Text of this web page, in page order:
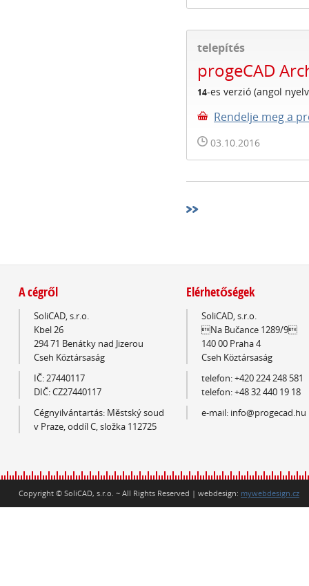
telepítés
progeCAD
14-es verzió (angol
Rendelje meg a
03.10.2016
A cégről
SoliCAD, s.r.o.
Kbel 26
294 71 Benátky nad Jizerou
Cseh Köztársaság
IČ: 27440117
DIČ: CZ27440117
Cégnyilvántartás: Městský soud
v Praze, oddíl C, složka 112725
Elérhetőségek
SoliCAD, s.r.o.
Na Bučance 1289/9
140 00 Praha 4
Cseh Köztársaság
telefon: +420 224 248 581
telefon: +48 32 440 19 18
e-mail: info@progecad.hu
Copyright © SoliCAD, s.r.o. ~ All Rights Reserved | webdesign: mywebdesign.cz